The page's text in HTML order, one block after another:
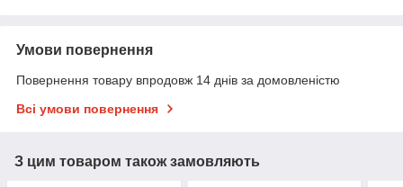
Умови повернення
Повернення товару впродовж 14 днів за домовленістю
Всі умови повернення
З цим товаром також замовляють